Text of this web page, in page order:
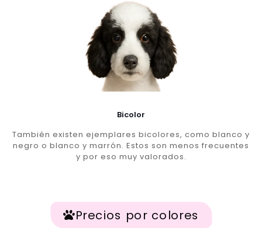
Bicolor
También existen ejemplares bicolores, como blanco y
negro o blanco y marrón. Estos son menos frecuentes
y por eso muy valorados.
Precios por colores